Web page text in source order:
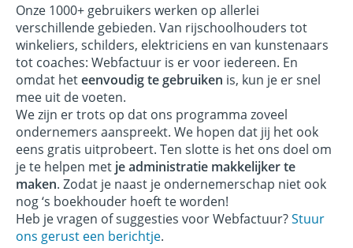
Onze 1000+ gebruikers werken op allerlei
verschillende gebieden. Van rijschoolhouders tot
winkeliers, schilders, elektriciens en van kunstenaars
tot coaches: Webfactuur is er voor iedereen. En
omdat heteenvoudig te gebruiken is, kun je er snel
mee uit de voeten.
We zijn er trots op dat ons programma zoveel
ondernemers aanspreekt. We hopen dat jij het ook
eens gratis uitprobeert. Ten slotte is het ons doel om
je te helpen met je administratie makkelijker te
maken. Zodat je naast je ondernemerschap niet ook
nog ‘s boekhouder hoeft te worden!
Heb je vragen of suggesties voor Webfactuur?Stuur
ons gerust een berichtje.